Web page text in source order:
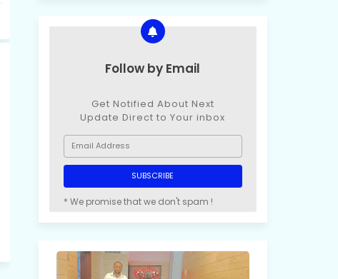
Follow by Email
Get Notified About Next
Update Direct to Your inbox
* We promise that we don't spam !